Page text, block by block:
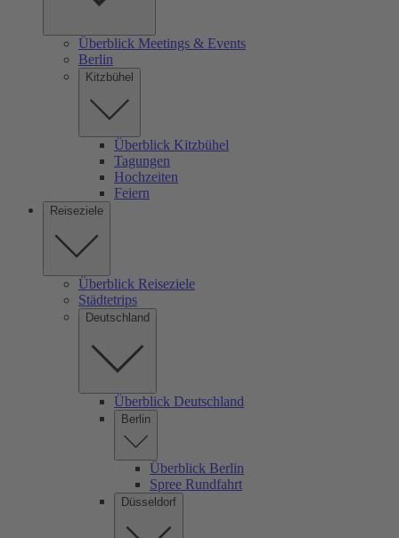
Überblick Meetings & Events
Berlin
Kitzbühel
Überblick Kitzbühel
Tagungen
Hochzeiten
Feiern
Reiseziele
Überblick Reiseziele
Städtetrips
Deutschland
Überblick Deutschland
Berlin
Überblick Berlin
Spree Rundfahrt
Düsseldorf